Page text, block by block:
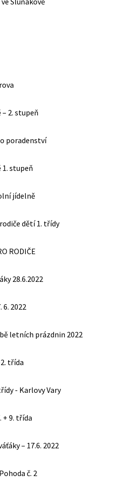
2. stupeň
poradenství
stupeň
jídelně
dětí 1. třídy
RODIČE
28.6.2022
6. 2022
letních prázdnin 2022
třída
- Karlovy Vary
+ 9. třída
– 17.6. 2022
č. 2